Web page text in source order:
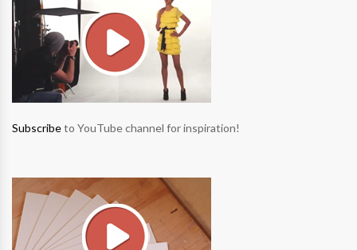
Subscribeto YouTube channel for inspiration!